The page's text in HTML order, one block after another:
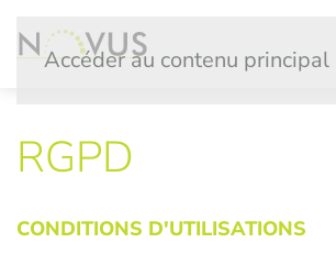
Accéder au contenu principal
RGPD
CONDITIONS D'UTILISATIONS